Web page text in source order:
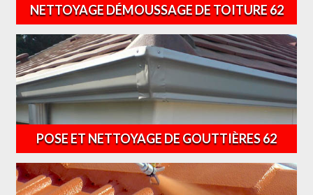
NETTOYAGE DÉMOUSSAGE DE TOITURE 62
POSE ET NETTOYAGE DE GOUTTIÈRES 62